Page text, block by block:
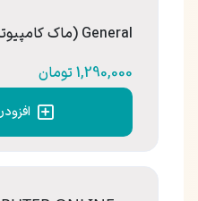
General (ماک کامپیوتری نمره به همراه تحلیل)
1,290,000 تومان